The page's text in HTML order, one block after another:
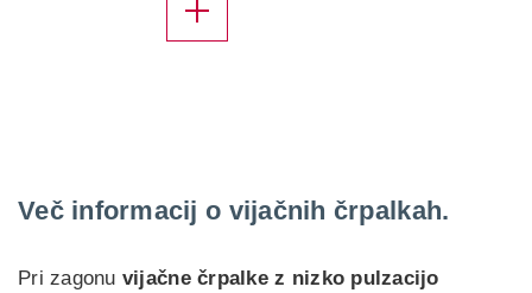
Več informacij o vijačnih črpalkah.
Pri zagonu vijačne črpalke z nizko pulzacijo